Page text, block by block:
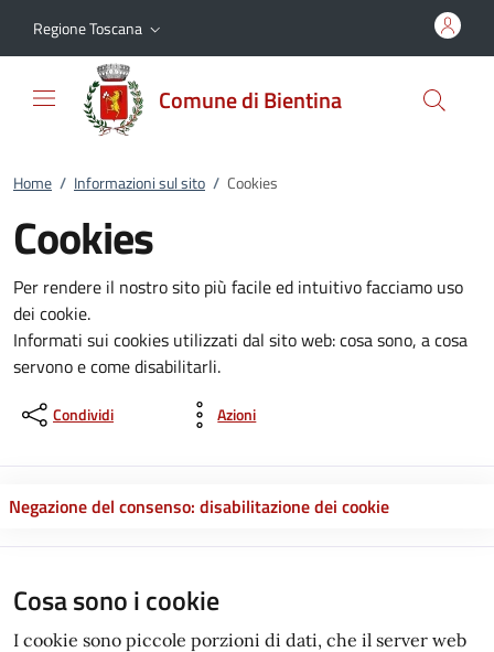
Regione Toscana
Comune di Bientina
Home / Informazioni sul sito / Cookies
Cookies
Per rendere il nostro sito più facile ed intuitivo facciamo uso
dei cookie.
Informati sui cookies utilizzati dal sito web: cosa sono, a cosa
servono e come disabilitarli.
Condividi Azioni
Negazione del consenso: disabilitazione dei cookie
Cosa sono i cookie
I cookie sono piccole porzioni di dati, che il server web